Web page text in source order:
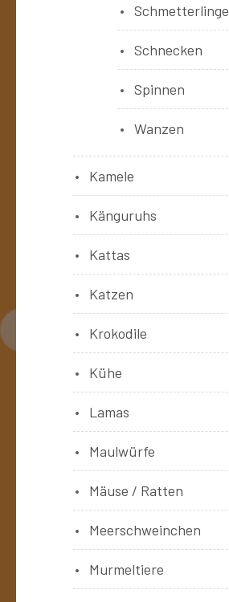
Schmetterlinge
Schnecken
Spinnen
Wanzen
Kamele
Känguruhs
Kattas
Katzen
Krokodile
Kühe
Lamas
Maulwürfe
Mäuse / Ratten
Meerschweinchen
Murmeltiere